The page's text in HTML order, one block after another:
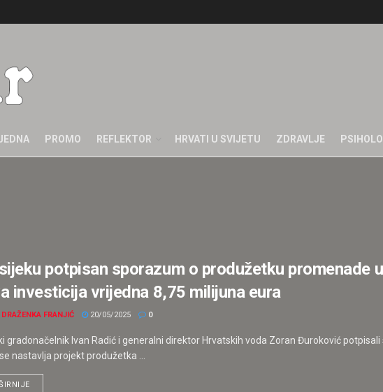
PROMO REFLEKTOR HRVATI U SVIJETU ZDRAVLJE
potpisan sporazum o produžetku promenade
investicija vrijedna 8,75 milijuna eura
DRAŽENKA FRANJIĆ 20/05/2025 0
gradonačelnik Ivan Radić i generalni direktor Hrvatskih voda Zoran Đuroković
nastavlja projekt produžetka ...